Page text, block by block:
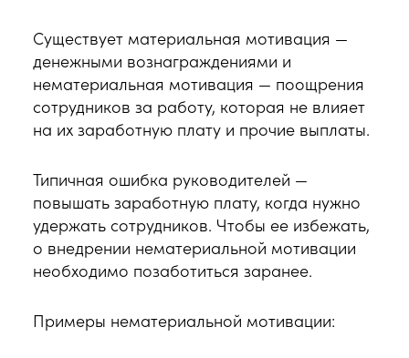
Существует материальная мотивация —
денежными вознаграждениями и
нематериальная мотивация — поощрения
сотрудников за работу, которая не влияет
на их заработную плату и прочие выплаты.
Типичная ошибка руководителей —
повышать заработную плату, когда нужно
удержать сотрудников. Чтобы ее избежать,
о внедрении нематериальной мотивации
необходимо позаботиться заранее.
Примеры нематериальной мотивации: